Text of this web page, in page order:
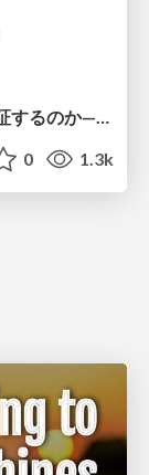
AIがコードを書く時代、人間は何を保証するのか———馬場さんと考える、開発者に求められる新しい責任と価値 - TECH PLAY
0 1.3k